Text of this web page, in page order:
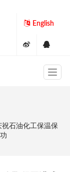
English
祝石油化工保温保